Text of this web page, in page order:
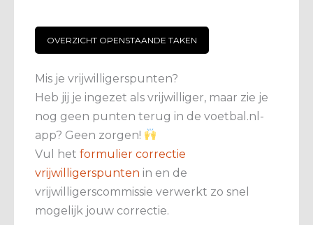
OVERZICHT OPENSTAANDE TAKEN
Mis je vrijwilligerspunten?
Heb jij je ingezet als vrijwilliger, maar zie je
nog geen punten terug in de voetbal.nl-
app? Geen zorgen!
Vul het formulier correctie
vrijwilligerspunten in en de
vrijwilligerscommissie verwerkt zo snel
mogelijk jouw correctie.